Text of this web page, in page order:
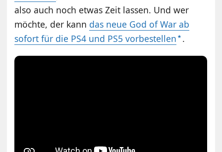
also auch noch etwas Zeit lassen. Und wer
möchte, der kann das neue God of War ab
sofort für die PS4 und PS5 vorbestellen .